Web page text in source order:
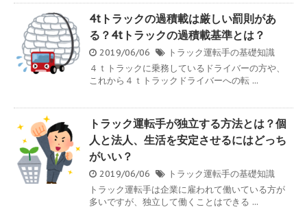
4tトラックの過積載は厳しい罰則があ
る？4tトラックの過積載基準とは？
2019/06/06
トラック運転手の基礎知識
４ｔトラックに乗務しているドライバーの方や、
これから４ｔトラックドライバーへの転 ...
トラック運転手が独立する方法とは？個
人と法人、生活を安定させるにはどっち
がいい？
2019/06/06
トラック運転手の基礎知識
トラック運転手は企業に雇われて働いている方が
多いですが、独立して働くことはできる ...